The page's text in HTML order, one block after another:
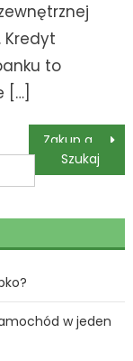
to
[…]
w jeden